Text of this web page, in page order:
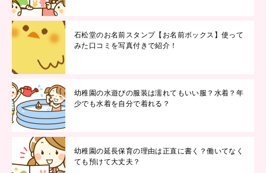
石松堂のお名前スタンプ【お名前ボックス】使って
みた口コミを写真付きで紹介！
幼稚園の水遊びの服装は濡れてもいい服？水着？年
少でも水着を自分で着れる？
幼稚園の延長保育の理由は正直に書く？働いてなく
ても預けて大丈夫？